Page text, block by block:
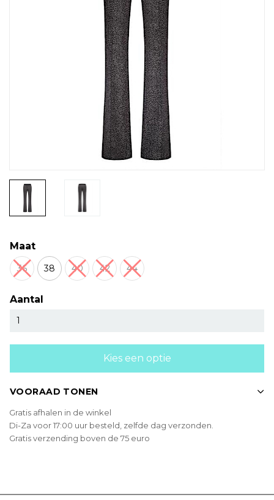
Maat
36 38 40 42 44
Aantal
Kies een optie
VOORAAD TONEN
Gratis afhalen in de winkel
Di-Za voor 17:00 uur besteld, zelfde dag verzonden.
Gratis verzending boven de 75 euro